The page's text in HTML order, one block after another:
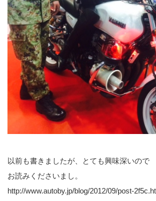
以前も書きましたが、とても興味深いので
お読みくださいまし。
http://www.autoby.jp/blog/2012/09/post-